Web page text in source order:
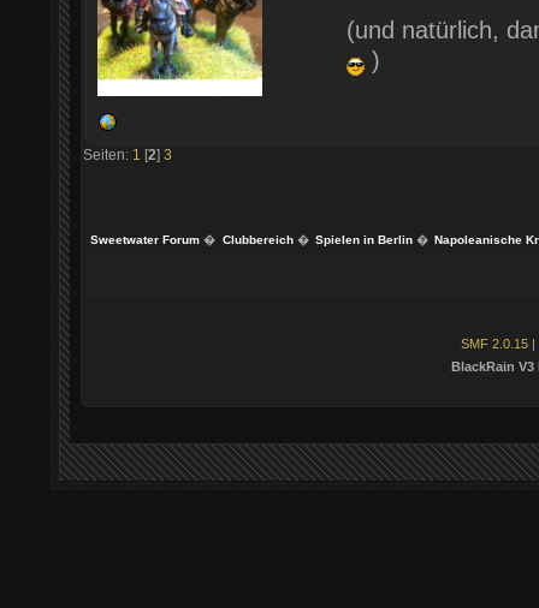
(und natürlich,
)
Seiten: 1 [2] 3
Sweetwater Forum � Clubbereich� Spielen in Berlin� Napoleanische
SMF 2.0.15 |
BlackRain V3